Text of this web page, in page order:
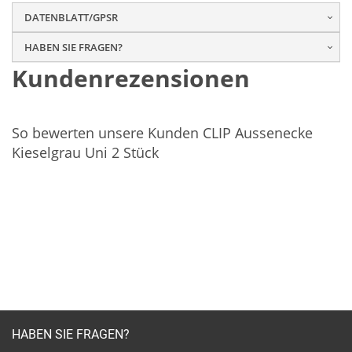
DATENBLATT/GPSR
HABEN SIE FRAGEN?
Kundenrezensionen
So bewerten unsere Kunden CLIP Aussenecke
Kieselgrau Uni 2 Stück
HABEN SIE FRAGEN?